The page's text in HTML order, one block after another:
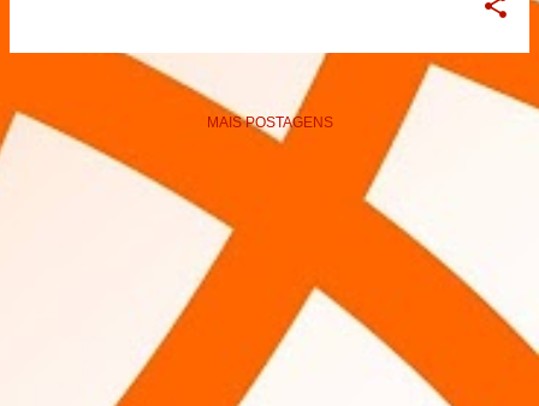
MAIS POSTAGENS